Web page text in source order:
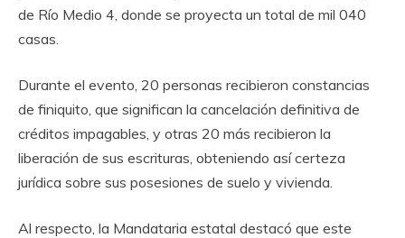
de Río Medio 4, donde se proyecta un total de mil 040
casas.
Durante el evento, 20 personas recibieron constancias
de finiquito, que significan la cancelación definitiva de
créditos impagables, y otras 20 más recibieron la
liberación de sus escrituras, obteniendo así certeza
jurídica sobre sus posesiones de suelo y vivienda.
Al respecto, la Mandataria estatal destacó que este